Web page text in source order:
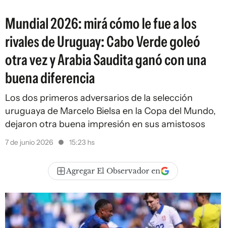
Mundial 2026: mirá cómo le fue a los
rivales de Uruguay: Cabo Verde goleó
otra vez y Arabia Saudita ganó con una
buena diferencia
Los dos primeros adversarios de la selección
uruguaya de Marcelo Bielsa en la Copa del Mundo,
dejaron otra buena impresión en sus amistosos
7 de junio 2026 15:23 hs
Agregar El Observador en